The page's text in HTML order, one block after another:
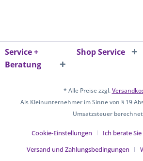
Service +
Beratung
Shop Service
* Alle Preise zzgl.
Als Kleinunternehmer im Sinne von § 19
Umsatzsteuer
Cookie-Einstellungen Ich berate Sie
Versand und Zahlungsbedingungen